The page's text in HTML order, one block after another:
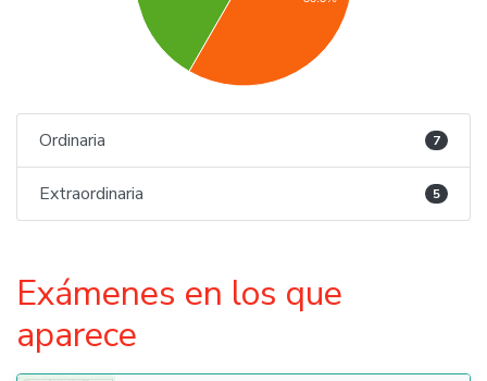
Ordinaria 7
Extraordinaria 5
Exámenes en los que
aparece